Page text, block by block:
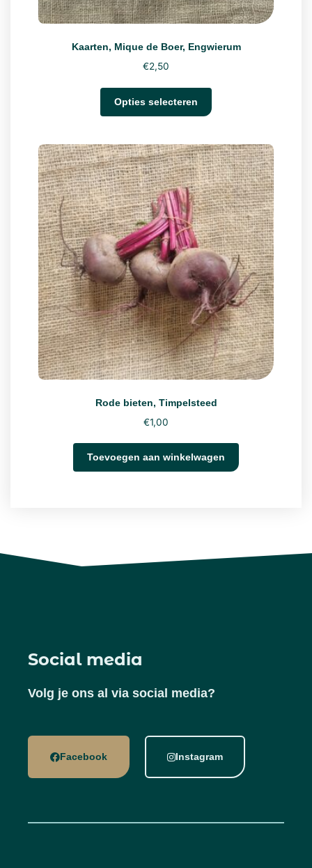
Kaarten, Mique de Boer, Engwierum
€2,50
Opties selecteren
Rode bieten, Timpelsteed
€1,00
Toevoegen aan winkelwagen
Social media
Volg je ons al via social media?
Facebook Instagram